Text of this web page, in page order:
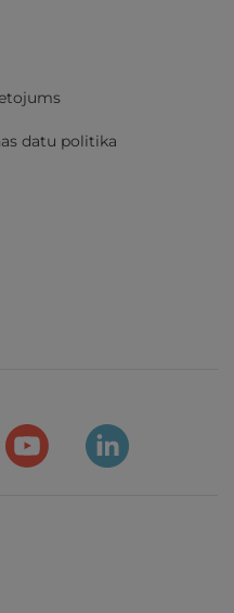
datu politika